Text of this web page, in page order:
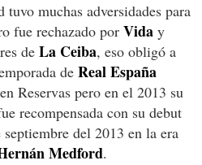
tuvo muchas adversidades para
fue rechazado por Vida y
de La Ceiba, eso obligó a
de Real España
Reservas pero en el 2013 su
recompensada con su debut
del 2013 en la era
Medford.